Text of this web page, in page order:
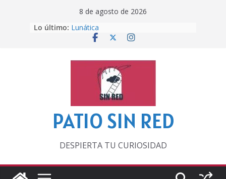
8 de agosto de 2026
Lo último: Lunática
Pero, hasta entonces…
‘La broma infinita’ de recomendar
lecturas veraniegas
Otra del Mundial
PATIO SIN RED
DESPIERTA TU CURIOSIDAD